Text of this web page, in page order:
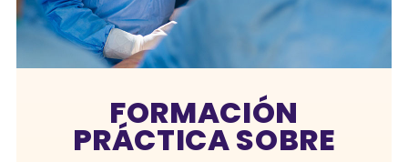
FORMACIÓN
PRÁCTICA SOBRE